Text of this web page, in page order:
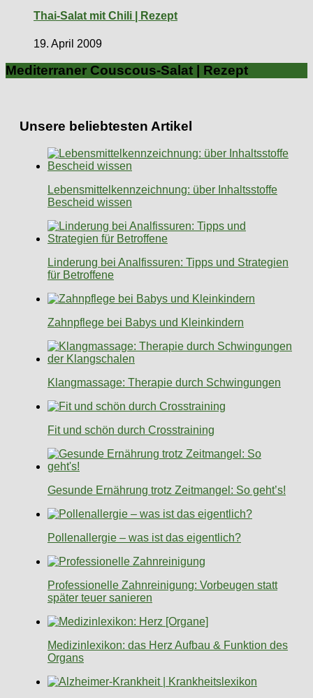
Thai-Salat mit Chili | Rezept
19. April 2009
Mediterraner Couscous-Salat | Rezept
Unsere beliebtesten Artikel
Lebensmittelkennzeichnung: über Inhaltsstoffe
Bescheid wissen
Linderung bei Analfissuren: Tipps und Strategien
für Betroffene
Zahnpflege bei Babys und Kleinkindern
Klangmassage: Therapie durch Schwingungen
Fit und schön durch Crosstraining
Gesunde Ernährung trotz Zeitmangel: So geht’s!
Pollenallergie – was ist das eigentlich?
Professionelle Zahnreinigung: Vorbeugen statt
später teuer sanieren
Medizinlexikon: das Herz Aufbau & Funktion des
Organs